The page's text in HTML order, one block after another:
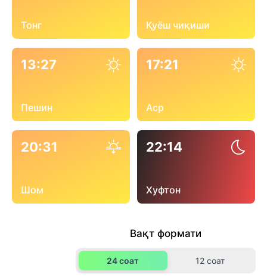
Тонг Қуёш чиқиши
13:27
Пешин
17:21
Аср
20:31
Шом
22:14
Хуфтон
Вақт формати
24 соат 12 соат